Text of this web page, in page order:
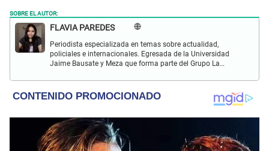
SOBRE EL AUTOR:
FLAVIA PAREDES
Periodista especializada en temas sobre actualidad,
policiales e internacionales. Egresada de la Universidad
Jaime Bausate y Meza que forma parte del Grupo La
Wapa.